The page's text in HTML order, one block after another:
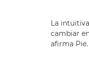
La
cambiar
afirma Pie.